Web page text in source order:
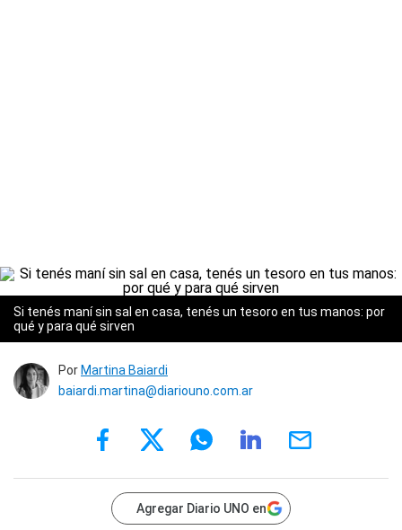
Si tenés maní sin sal en casa, tenés un tesoro en tus manos: por
qué y para qué sirven
Por Martina Baiardi
baiardi.martina@diariouno.com.ar
Agregar Diario UNO en